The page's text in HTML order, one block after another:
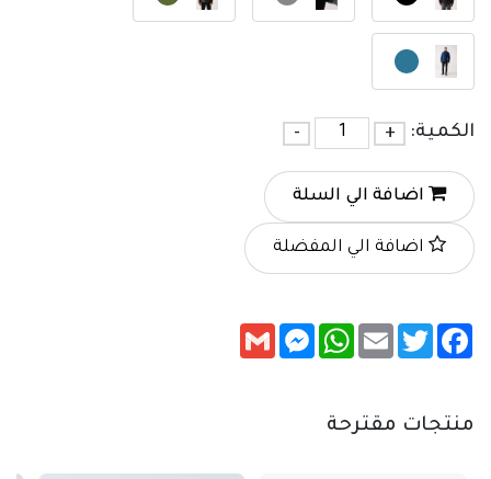
الكمية: +
-
اضافة الي السلة
اضافة الي المفضلة
Facebook
Twitter
Email
WhatsApp
Messenger
Gmail
منتجات مقترحة